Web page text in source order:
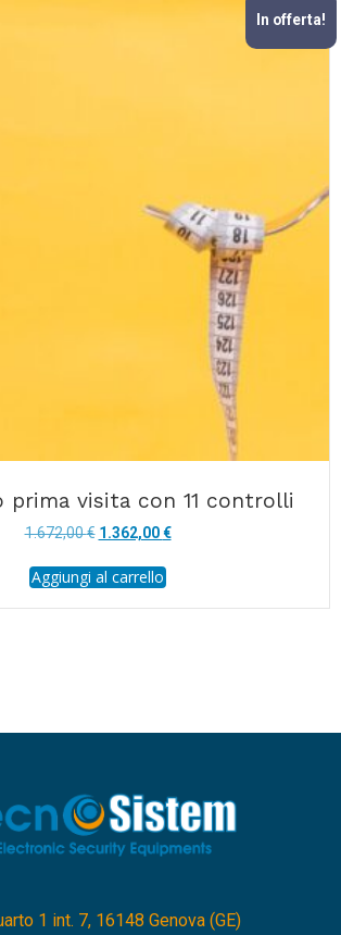
In offerta!
prima visita con 11 controlli
1.672,00€ Il
originale
1.362,00€Il
Aggiungi al carrello
1 int. 7, 16148 Genova (GE)